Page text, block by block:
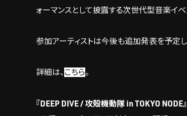
ォーマンスとして披露する次世代型音楽イベ
参加アーティストは今後も追加発表を予定し
詳細は、 こちら。
『DEEP DIVE / 攻殻機動隊 in TOKYO NODE』